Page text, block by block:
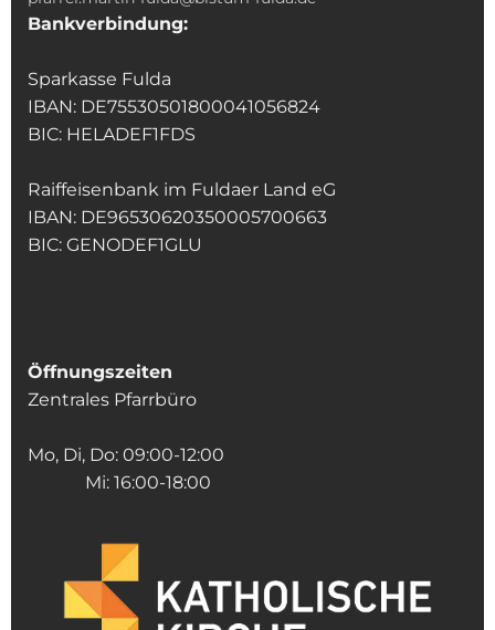
Bankverbindung:
Sparkasse Fulda
IBAN: DE75530501800041056824
BIC: HELADEF1FDS
Raiffeisenbank im Fuldaer Land eG
IBAN: DE96530620350005700663
BIC: GENODEF1GLU
Öffnungszeiten
Zentrales Pfarrbüro
Mo, Di, Do: 09:00-12:00
Mi: 16:00-18:00